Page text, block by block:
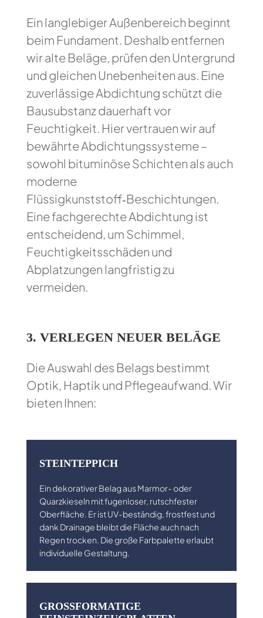
Ein langlebiger Außenbereich beginnt
beim Fundament. Deshalb entfernen
wir alte Beläge, prüfen den Untergrund
und gleichen Unebenheiten aus. Eine
zuverlässige Abdichtung schützt die
Bausubstanz dauerhaft vor
Feuchtigkeit. Hier vertrauen wir auf
bewährte Abdichtungssysteme –
sowohl bituminöse Schichten als auch
moderne
Flüssigkunststoff‑Beschichtungen.
Eine fachgerechte Abdichtung ist
entscheidend, um Schimmel,
Feuchtigkeitsschäden und
Abplatzungen langfristig zu
vermeiden.
3. VERLEGEN NEUER BELÄGE
Die Auswahl des Belags bestimmt
Optik, Haptik und Pflegeaufwand. Wir
bieten Ihnen:
STEINTEPPICH
Ein dekorativer Belag aus Marmor- oder
Quarzkieseln mit fugenloser, rutschfester
Oberfläche. Er ist UV-beständig, frostfest und
dank Drainage bleibt die Fläche auch nach
Regen trocken. Die große Farbpalette erlaubt
individuelle Gestaltung.
GROSSFORMATIGE F